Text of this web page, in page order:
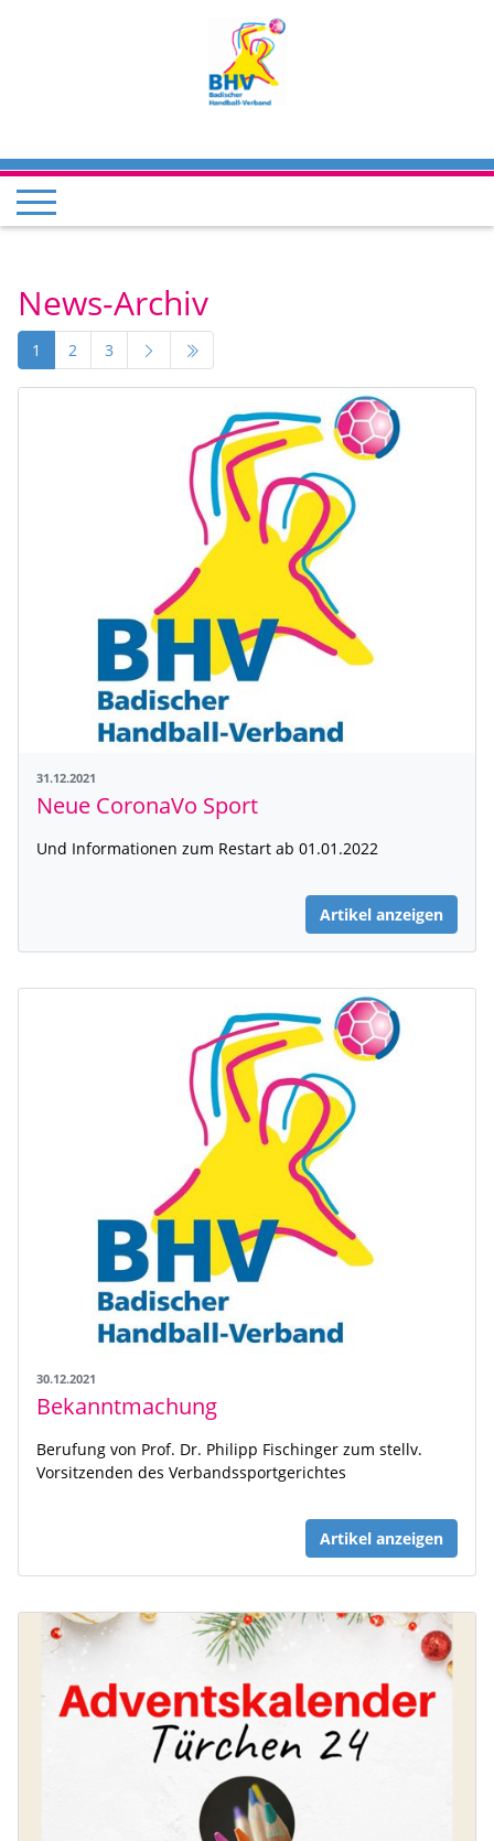
News-Archiv
1 2 3
31.12.2021
Neue CoronaVo Sport
Und Informationen zum Restart ab 01.01.2022
Artikel anzeigen
30.12.2021
Bekanntmachung
Berufung von Prof. Dr. Philipp Fischinger zum stellv.
Vorsitzenden des Verbandssportgerichtes
Artikel anzeigen